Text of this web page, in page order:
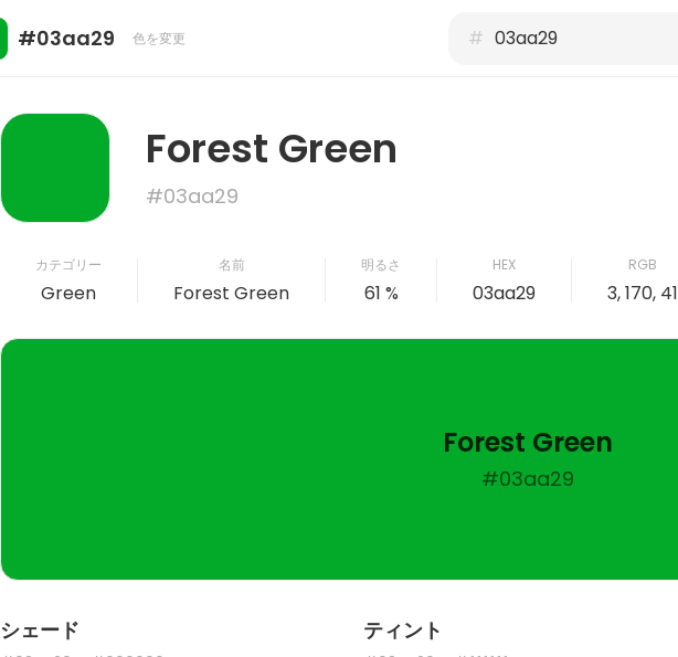
#03aa29 色を変更 #
Forest Green
#03aa29
カテゴリー
Green
名前
Forest Green
明るさ
61 %
HEX
03aa29
RGB
3, 170, 41
Forest Green
#03aa29
シェード ティント